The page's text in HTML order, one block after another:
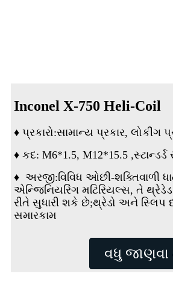
Inconel X-750 Heli-Coil
♦ પ્રકારો:સામાન્ય પ્રકાર, લોકીંગ
♦ કદ: M6*1.5, M12*15.5
♦ અરજી:વિવિધ ઓછી-શક્તિવાળી
એન્જિનિયરિંગ મટિરિયલ્સ, તે
રીતે સુધારી શકે છે;થ્રેડો અને સ્લિપ
સમારકામ
વધુ જાણવા